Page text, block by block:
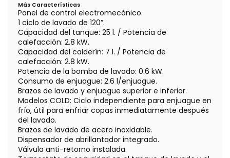
Más Características
Panel de control electromecánico.
1 ciclo de lavado de 120”.
Capacidad del tanque: 25 l. / Potencia de
calefacción: 2.8 kW.
Capacidad del calderín: 7 l. / Potencia de
calefacción: 2.8 kW.
Potencia de la bomba de lavado: 0.6 kW.
Consumo de enjuague: 2.6 l/enjuague.
Brazos de lavado y enjuague superior e inferior.
Modelos COLD: Ciclo independiente para enjuague en
frío, útil para enfriar copas inmediatamente después
del lavado.
Brazos de lavado de acero inoxidable.
Dispensador de abrillantador integrado.
Válvula anti-retorno instalada.